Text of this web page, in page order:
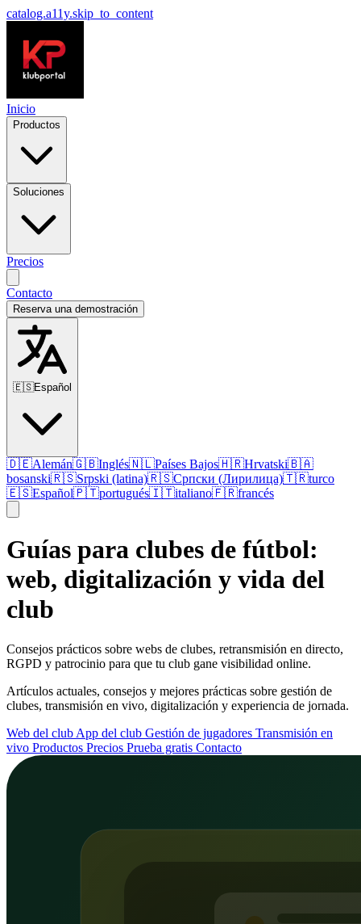
catalog.a11y.skip_to_content
Inicio
Productos
Soluciones
Precios
Contacto
Reserva una demostración
🇪🇸Español
🇩🇪Alemán🇬🇧Inglés🇳🇱Países Bajos🇭🇷Hrvatski🇧🇦
bosanski🇷🇸Srpski (latina)🇷🇸Српски (Лирилица)🇹🇷turco
🇪🇸Español🇵🇹portugués🇮🇹italiano🇫🇷francés
Guías para clubes de fútbol:
web, digitalización y vida del
club
Consejos prácticos sobre webs de clubes, retransmisión en directo,
RGPD y patrocinio para que tu club gane visibilidad online.
Artículos actuales, consejos y mejores prácticas sobre gestión de
clubes, transmisión en vivo, digitalización y experiencia de jornada.
Web del club App del club Gestión de jugadores Transmisión en
vivo Productos Precios Prueba gratis Contacto